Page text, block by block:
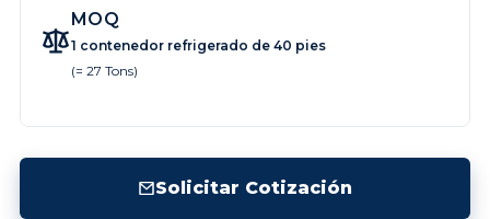
MOQ
1 contenedor refrigerado de 40 pies
(= 27 Tons)
Solicitar Cotización